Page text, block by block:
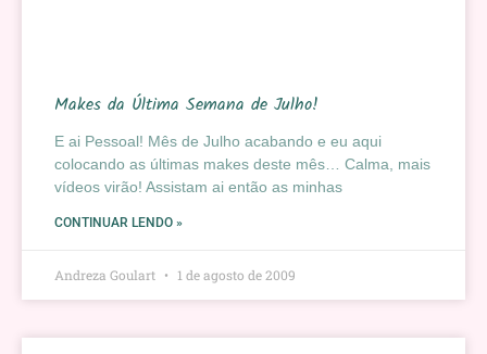
Makes da Última Semana de Julho!
E ai Pessoal! Mês de Julho acabando e eu aqui
colocando as últimas makes deste mês… Calma, mais
vídeos virão! Assistam ai então as minhas
CONTINUAR LENDO »
Andreza Goulart 1 de agosto de 2009